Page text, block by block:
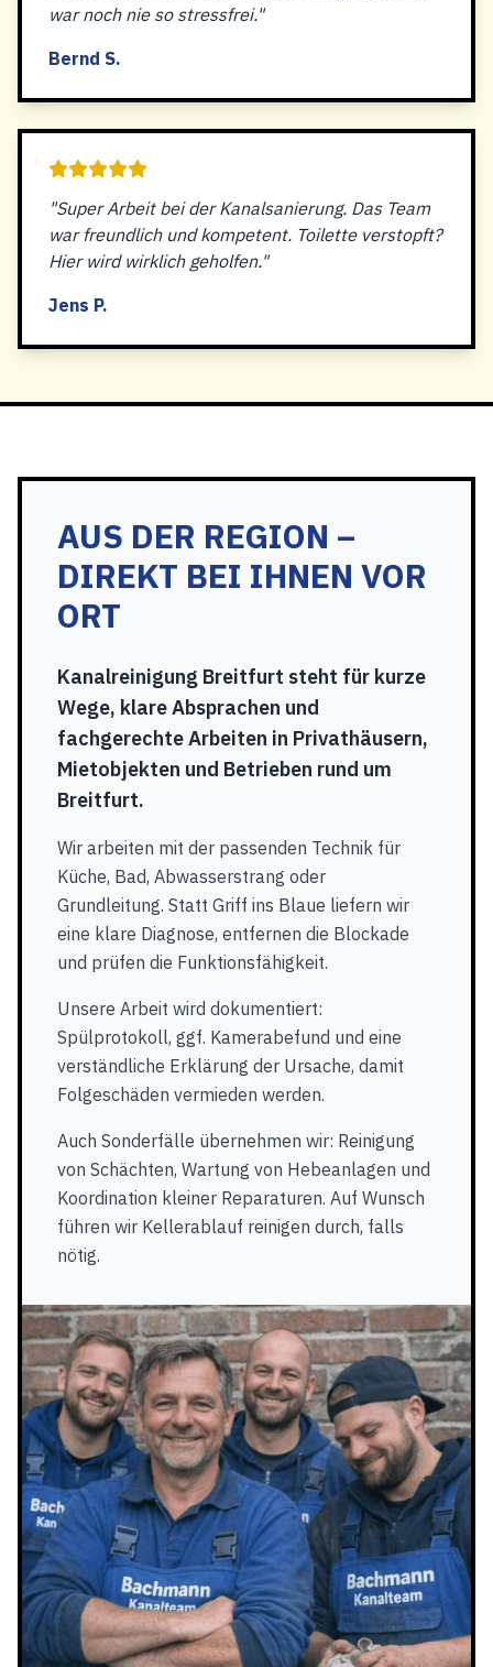
war noch nie so stressfrei."
Bernd S.
"Super Arbeit bei der Kanalsanierung. Das Team
war freundlich und kompetent. Toilette verstopft?
Hier wird wirklich geholfen."
Jens P.
AUS DER REGION –
DIREKT BEI IHNEN VOR
ORT
Kanalreinigung Breitfurt steht für kurze
Wege, klare Absprachen und
fachgerechte Arbeiten in Privathäusern,
Mietobjekten und Betrieben rund um
Breitfurt.
Wir arbeiten mit der passenden Technik für
Küche, Bad, Abwasserstrang oder
Grundleitung. Statt Griff ins Blaue liefern wir
eine klare Diagnose, entfernen die Blockade
und prüfen die Funktionsfähigkeit.
Unsere Arbeit wird dokumentiert:
Spülprotokoll, ggf. Kamerabefund und eine
verständliche Erklärung der Ursache, damit
Folgeschäden vermieden werden.
Auch Sonderfälle übernehmen wir: Reinigung
von Schächten, Wartung von Hebeanlagen und
Koordination kleiner Reparaturen. Auf Wunsch
führen wir Kellerablauf reinigen durch, falls
nötig.